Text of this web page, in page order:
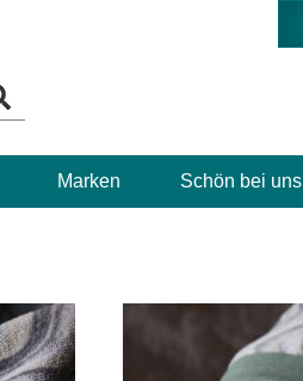
Marken Schön bei uns